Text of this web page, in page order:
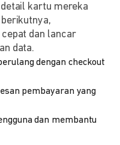
kartu mereka
dan lancar
data.
dengan checkout
pembayaran yang
dan membantu